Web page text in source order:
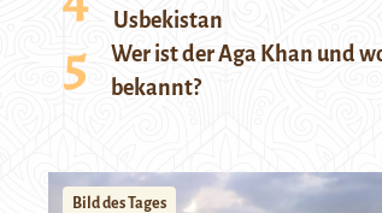
Usbekistan
Wer ist der Aga Khan und
bekannt?
Bild des Tages